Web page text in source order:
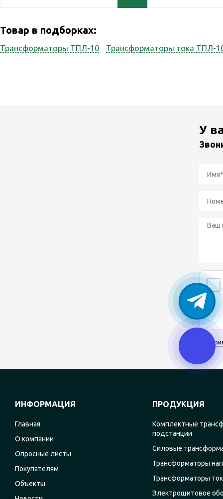
Товар в подборках:
Трансформаторы ТПЛ-10 Трансформаторы тока ТПЛ-
У
ИНФОРМАЦИЯ
Главная
О компании
Опросные листы
Покупателям
Объекты
ПРОДУКЦИЯ
Комплектные
подстанции
Силовые
Трансформаторы
Трансформаторы
Электрощитовое